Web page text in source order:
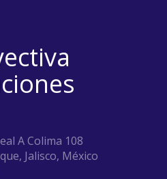
A Colima 108
Jalisco, México